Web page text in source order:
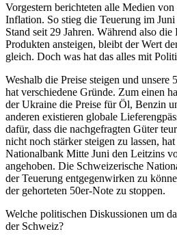
Vorgestern berichteten alle Medien von
Inflation. So stieg die Teuerung im
Stand seit 29 Jahren. Während also die
Produkten ansteigen, bleibt der Wert
gleich. Doch was hat das alles mit
Weshalb die Preise steigen und
hat verschiedene Gründe. Zum einen
der Ukraine die Preise für Öl, Benzin
anderen existieren globale
dafür, dass die nachgefragten Güter
nicht noch stärker steigen zu lassen,
Nationalbank Mitte Juni den Leitzins
angehoben. Die Schweizerische
der Teuerung entgegenwirken zu
der gehorteten 50er-Note zu stoppen.
Welche politischen Diskussionen um
der Schweiz?